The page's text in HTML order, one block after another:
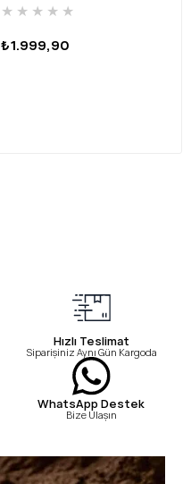
★ ★ ★ ★ ★
₺1.999,90
Hızlı Teslimat
Siparişiniz Aynı Gün Kargoda
WhatsApp Destek
Bize Ulaşın